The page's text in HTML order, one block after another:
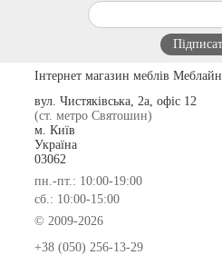
Інтернет магазин меблів Меблайн
вул. Чистяківська, 2а, офіс 12
(ст. метро Святошин)
м. Київ
Україна
03062
пн.-пт.: 10:00-19:00
сб.: 10:00-15:00
© 2009-2026
+38 (050) 256-13-29